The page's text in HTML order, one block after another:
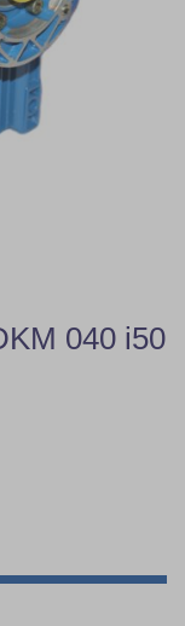
040 i50